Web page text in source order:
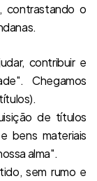
contrastando o
contribuir e
Chegamos
de títulos
bens materiais
alma".
sem rumo e